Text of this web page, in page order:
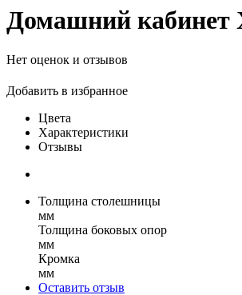
Домашний кабинет
Нет оценок и отзывов
Добавить в избранное
Цвета
Характеристики
Отзывы
Толщина столешницы
мм
Толщина боковых опор
мм
Кромка
мм
Оставить отзыв